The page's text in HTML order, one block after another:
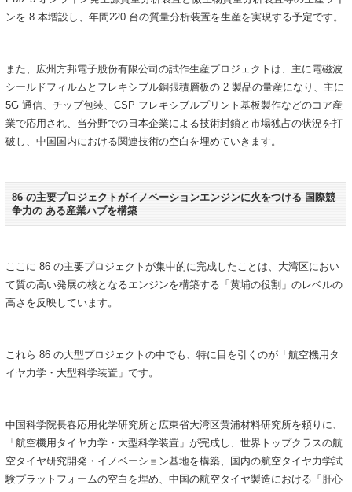
ンを 8 本増設し、年間220 台の質量分析装置を生産を実現する予定です。
また、広州方邦電子股份有限公司の試作生産プロジェクトは、主に電磁波
シールドフィルムとフレキシブル銅張積層板の 2 製品の量産になり、主に
5G 通信、チップ包装、CSP フレキシブルプリント基板製作などのコア産
業で応用され、当分野での日本企業による技術封鎖と市場独占の状況を打
破し、中国国内における関連技術の空白を埋めていきます。
86 の主要プロジェクトがイノベーションエンジンに火をつける 国際競
争力の ある産業ハブを構築
ここに 86 の主要プロジェクトが集中的に完成したことは、大湾区におい
て質の高い発展の核となるエンジンを構築する「黄埔の役割」のレベルの
高さを反映しています。
これら 86 の大型プロジェクトの中でも、特に目を引くのが「航空機用タ
イヤ力学・大型科学装置」です。
中国科学院長春応用化学研究所と広東省大湾区黄浦材料研究所を頼りに、
「航空機用タイヤ力学・大型科学装置」が完成し、世界トップクラスの航
空タイヤ研究開発・イノベーション基地を構築、国内の航空タイヤ力学試
験プラットフォームの空白を埋め、中国の航空タイヤ製造における「肝心